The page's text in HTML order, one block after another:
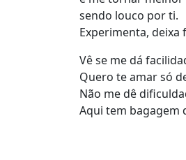
sendo louco por ti.
Experimenta, deixa
Vê se me dá
Quero te amar só
Não me dê
Aqui tem bagagem